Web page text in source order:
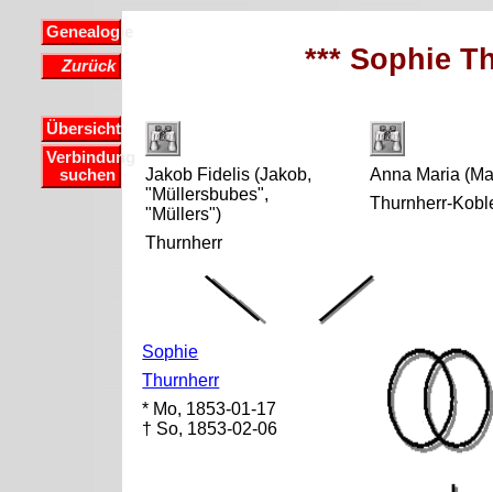
Genealogie
Zurück
Übersicht
Verbindung
suchen
*** Sophie
Jakob Fidelis (Jakob,
"Müllersbubes",
"Müllers")
Thurnherr
Anna Maria
Thurnherr-
Sophie
Thurnherr
* Mo, 1853-01-17
† So, 1853-02-06